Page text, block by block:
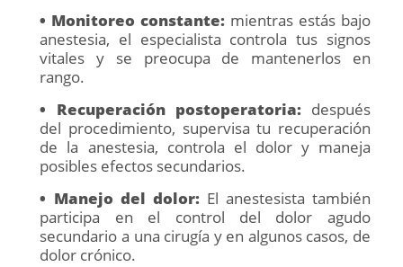
• Monitoreo constante: mientras estás bajo
anestesia, el especialista controla tus signos
vitales y se preocupa de mantenerlos en
rango.
• Recuperación postoperatoria:después
del procedimiento, supervisa tu recuperación
de la anestesia, controla el dolor y maneja
posibles efectos secundarios.
• Manejo del dolor:El anestesista también
participa en el control del dolor agudo
secundario a una cirugía y en algunos casos, de
dolor crónico.